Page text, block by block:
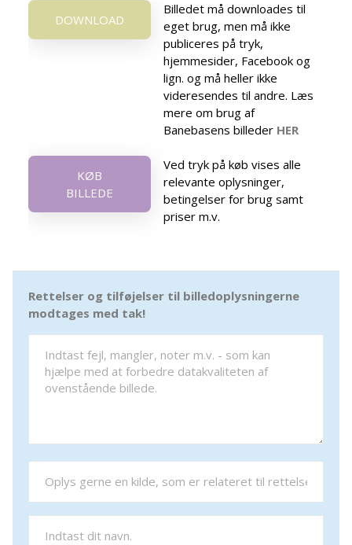
DOWNLOAD
Billedet må downloades til
eget brug, men må ikke
publiceres på tryk,
hjemmesider, Facebook og
lign. og må heller ikke
videresendes til andre. Læs
mere om brug af
Banebasens billeder HER
KØB
BILLEDE
Ved tryk på køb vises alle
relevante oplysninger,
betingelser for brug samt
priser m.v.
Rettelser og tilføjelser til billedoplysningerne
modtages med tak!